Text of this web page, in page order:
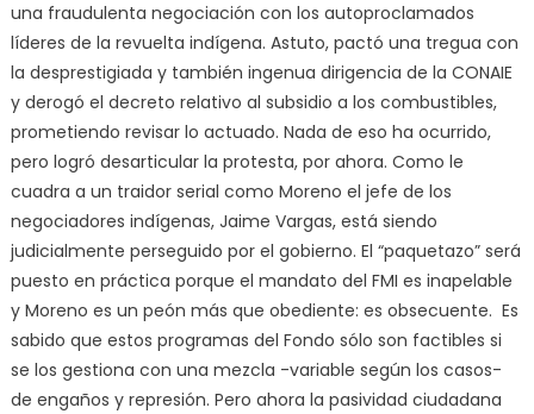
una fraudulenta negociación con los autoproclamados
líderes de la revuelta indígena. Astuto, pactó una tregua con
la desprestigiada y también ingenua dirigencia de la CONAIE
y derogó el decreto relativo al subsidio a los combustibles,
prometiendo revisar lo actuado. Nada de eso ha ocurrido,
pero logró desarticular la protesta, por ahora. Como le
cuadra a un traidor serial como Moreno el jefe de los
negociadores indígenas, Jaime Vargas, está siendo
judicialmente perseguido por el gobierno. El “paquetazo” será
puesto en práctica porque el mandato del FMI es inapelable
y Moreno es un peón más que obediente: es obsecuente. Es
sabido que estos programas del Fondo sólo son factibles si
se los gestiona con una mezcla -variable según los casos-
de engaños y represión. Pero ahora la pasividad ciudadana